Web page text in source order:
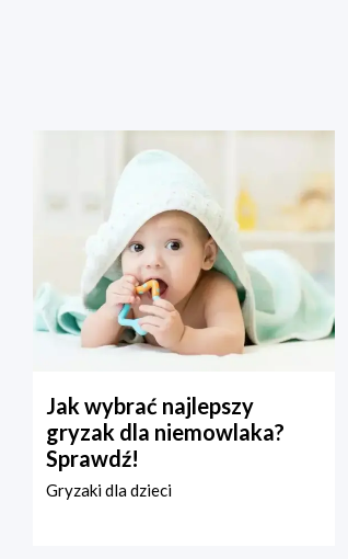
Jak wybrać najlepszy
gryzak dla niemowlaka?
Sprawdź!
Gryzaki dla dzieci